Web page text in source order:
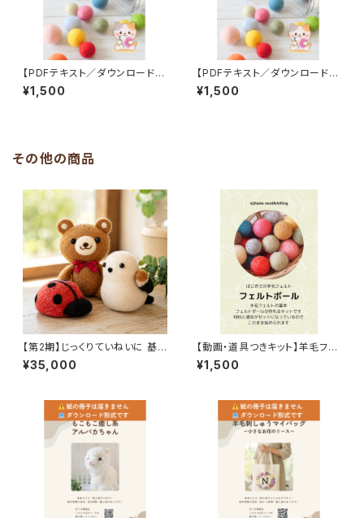
【PDFテキスト／ダウンロード商
品】初心者さんのための 羊毛フ
ェルト 一問一答ガイドブック
¥1,500
【PDFテキスト／ダウンロード商
品】＼つるんと整う！／ 表面をき
れいに仕上げる刺し方｜にじた
¥1,500
その他の商品
【第2期】じっくりていねいに 基
礎マスター講座｜羊毛フェルト
初心者さん向け｜ 形・バランス
¥35,000
【動画・道具つきキット】羊毛フェ
ルトの基本 フェルトボールをつく
ろう | にじたま羊毛フェルト講座
¥1,500